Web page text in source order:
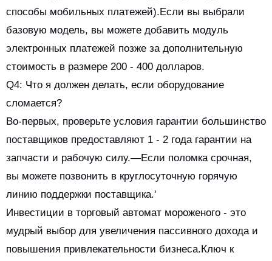
способы мобильных платежей).Если вы выбрали
базовую модель, вы можете добавить модуль
электронных платежей позже за дополнительную
стоимость в размере 200 - 400 долларов.
Q4: Что я должен делать, если оборудование
сломается?
Во-первых, проверьте условия гарантии большинство
поставщиков предоставляют 1 - 2 года гарантии на
запчасти и рабочую силу.—Если поломка срочная,
вы можете позвонить в круглосуточную горячую
линию поддержки поставщика.'
Инвестиции в торговый автомат мороженого - это
мудрый выбор для увеличения пассивного дохода и
повышения привлекательности бизнеса.Ключ к